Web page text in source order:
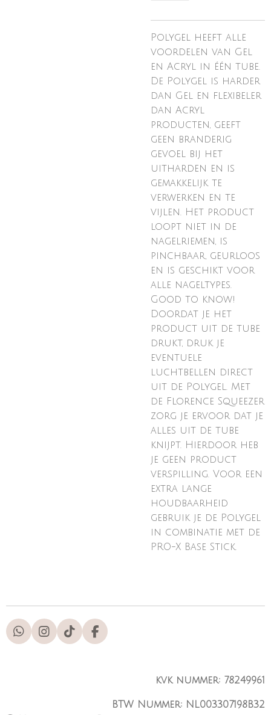
Polygel heeft alle
voordelen van Gel
en Acryl in één tube.
De Polygel is harder
dan Gel en flexibeler
dan Acryl
producten, geeft
geen branderig
gevoel bij het
uitharden en is
gemakkelijk te
verwerken en te
vijlen. Het product
loopt niet in de
nagelriemen, is
pinchbaar, geurloos
en is geschikt voor
alle nageltypes.
Good to know!
Doordat je het
product uit de tube
drukt, druk je
eventuele
luchtbellen direct
uit de Polygel. Met
de Florence Squeezer
zorg je ervoor dat je
alles uit de tube
knijpt. Hierdoor heb
je geen product
verspilling. Voor een
extra lange
houdbaarheid
gebruik je de Polygel
in combinatie met de
PRO-X Base Stick.
W
h
I
n
T
i
F
a
kvk nummer: 78249961
BTW Nummer: NL003307198B32